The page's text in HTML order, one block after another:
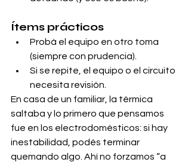
Ítems prácticos
Probá el equipo en otro toma
(siempre con prudencia).
Si se repite, el equipo o el circuito
necesita revisión.
En casa de un familiar, la térmica
saltaba y lo primero que pensamos
fue en los electrodomésticos: si hay
inestabilidad, podés terminar
quemando algo. Ahí no forzamos “a